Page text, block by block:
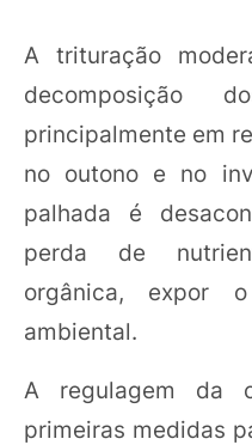
A trituração
decomposição
principalmente em
no outono e no
palhada é
perda de
orgânica, expor
ambiental.
A regulagem da
primeiras medidas